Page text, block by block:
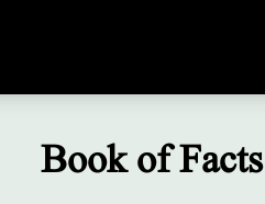
Book of Facts